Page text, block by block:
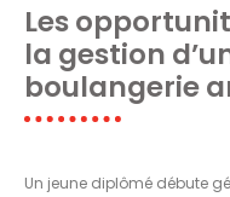
Les
la gestion
boulangerie
Un jeune diplômé débute